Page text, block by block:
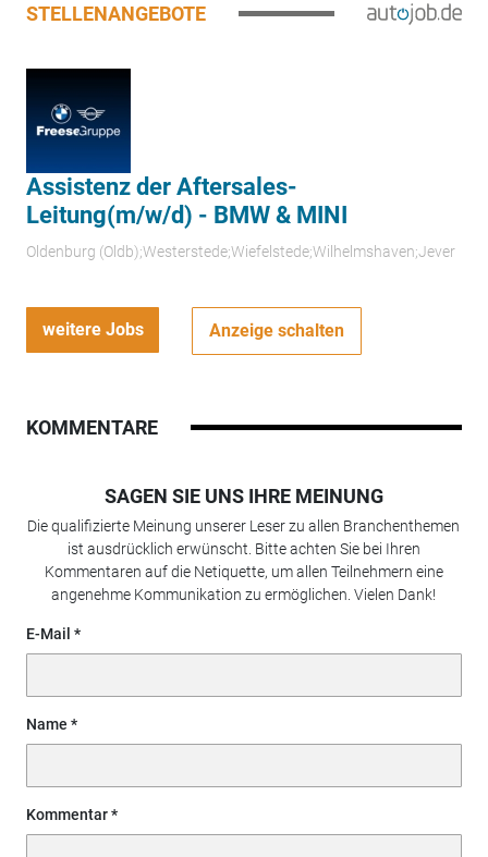
STELLENANGEBOTE
Assistenz der Aftersales-
Leitung(m/w/d) - BMW & MINI
Oldenburg (Oldb);Westerstede;Wiefelstede;Wilhelmshaven;Jever
weitere Jobs Anzeige schalten
KOMMENTARE
SAGEN SIE UNS IHRE MEINUNG
Die qualifizierte Meinung unserer Leser zu allen Branchenthemen
ist ausdrücklich erwünscht. Bitte achten Sie bei Ihren
Kommentaren auf die Netiquette, um allen Teilnehmern eine
angenehme Kommunikation zu ermöglichen. Vielen Dank!
E-Mail
Name
Kommentar